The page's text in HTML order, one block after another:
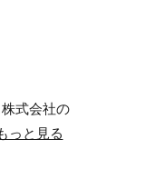
式会社の
っと見る